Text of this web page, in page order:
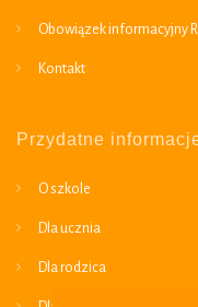
Obowiązek informacyjny
Kontakt
Przydatne
O szkole
Dla ucznia
Dla rodzica